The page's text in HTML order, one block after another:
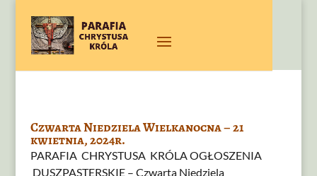
Czwarta Niedziela Wielkanocna – 21
kwietnia, 2024r.
PARAFIA CHRYSTUSA KRÓLA OGŁOSZENIA
DUSZPASTERSKIE – Czwarta Niedziela